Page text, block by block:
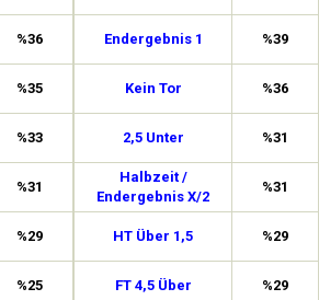
%36
%35
%33
%31
%29
%25
Endergebnis 1 %39
Kein Tor %36
2,5 Unter %31
Halbzeit /
Endergebnis X/2
%31
HT Über 1,5 %29
FT 4,5 Über %29